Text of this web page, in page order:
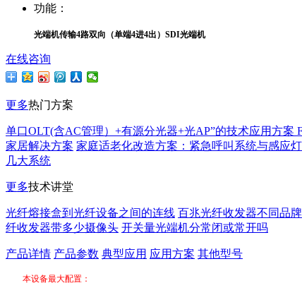
功能：
光端机传输4路双向（单端4进4出 ）SDI光端机
在线咨询
更多热门方案
单口OLT(含AC管理）+有源分光器+光AP”的技术应用方案
家居解决方案 家庭适老化改造方案：紧急呼叫系统与感应
几大系统
更多技术讲堂
光纤熔接盒到光纤设备之间的连线 百兆光纤收发器不同品牌
纤收发器带多少摄像头 开关量光端机分常闭或常开吗
产品详情 产品参数 典型应用 应用方案 其他型号
本设备最大配置：